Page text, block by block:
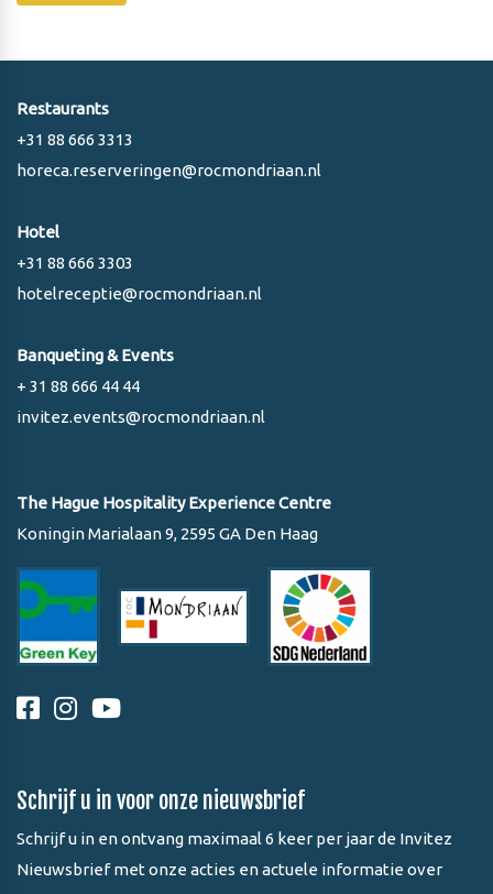
Restaurants
+31 88 666 3313
horeca.reserveringen@rocmondriaan.nl
Hotel
+31 88 666 3303
hotelreceptie@rocmondriaan.nl
Banqueting & Events
+ 31 88 666 44 44
invitez.events@rocmondriaan.nl
The Hague Hospitality Experience Centre
Koningin Marialaan 9, 2595 GA Den Haag
Schrijf u in voor onze nieuwsbrief
Schrijf u in en ontvang maximaal 6 keer per jaar de Invitez
Nieuwsbrief met onze acties en actuele informatie over